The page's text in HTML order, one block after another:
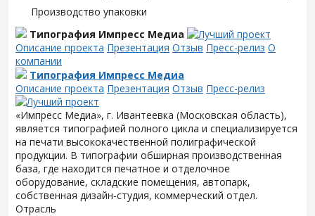
Производство упаковки
Типография Импресс Медиа
Описание проекта Презентация Отзыв Пресс-релиз О
компании
Типография Импресс Медиа
Описание проекта Презентация Отзыв Пресс-релиз
«Импресс Медиа», г. Ивантеевка (Московская область),
является типографией полного цикла и специализируется
на печати высококачественной полиграфической
продукции. В типографии обширная производственная
база, где находится печатное и отделочное
оборудование, складские помещения, автопарк,
собственная дизайн-студия, коммерческий отдел.
Отрасль